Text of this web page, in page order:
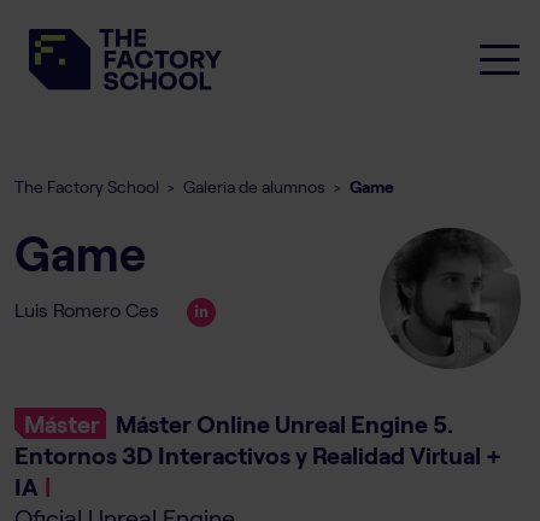
The Factory School > Galeria de alumnos > Game
Game
Luis Romero Ces
Máster Máster Online Unreal Engine 5.
Entornos 3D Interactivos y Realidad Virtual +
IA |